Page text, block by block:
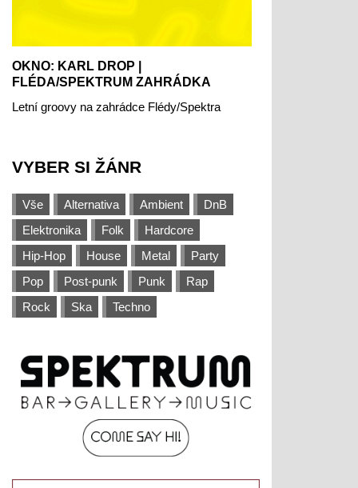
OKNO: KARL DROP |
FLÉDA/SPEKTRUM ZAHRÁDKA
Letní groovy na zahrádce Flédy/Spektra
VYBER SI ŽÁNR
Vše Alternativa Ambient
DnB
Elektronika
Folk
Hardcore
Hip-Hop
House Metal
Party
Pop
Post-punk Punk
Rap
Rock
Ska Techno